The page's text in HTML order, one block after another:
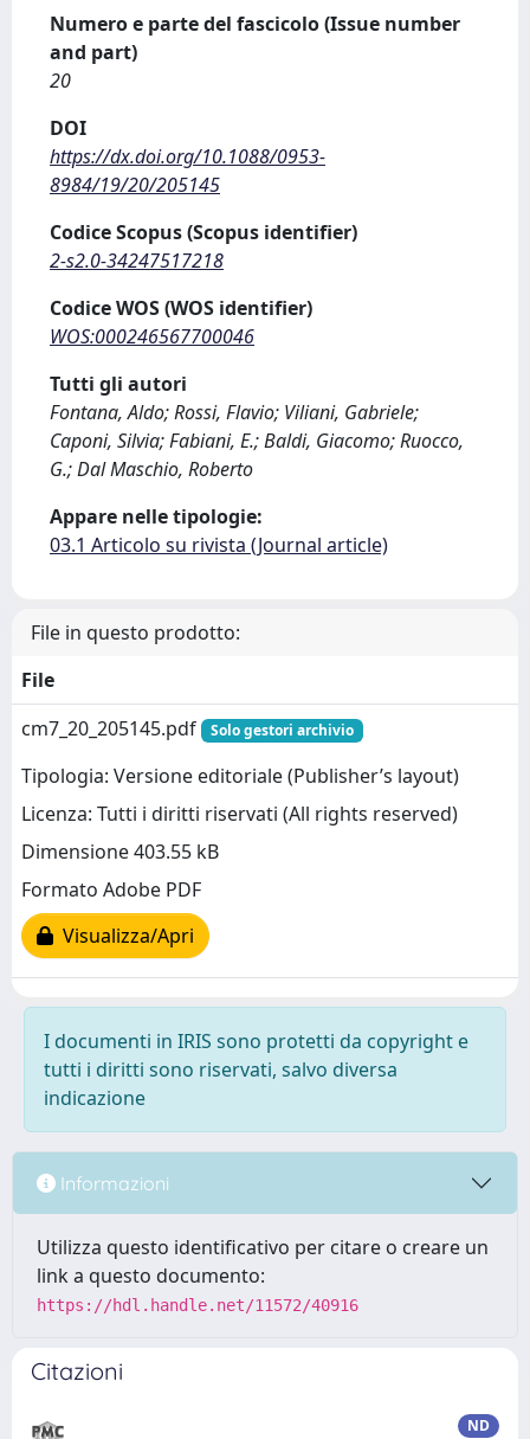
Numero e parte del fascicolo (Issue number
and part)
20
DOI
https://dx.doi.org/10.1088/0953-
8984/19/20/205145
Codice Scopus (Scopus identifier)
2-s2.0-34247517218
Codice WOS (WOS identifier)
WOS:000246567700046
Tutti gli autori
Fontana, Aldo; Rossi, Flavio; Viliani, Gabriele;
Caponi, Silvia; Fabiani, E.; Baldi, Giacomo; Ruocco,
G.; Dal Maschio, Roberto
Appare nelle tipologie:
03.1 Articolo su rivista (Journal article)
File in questo prodotto:
File
cm7_20_205145.pdf
Solo gestori archivio
Tipologia: Versione editoriale (Publisher’s layout)
Licenza: Tutti i diritti riservati (All rights reserved)
Dimensione 403.55 kB
Formato Adobe PDF
Visualizza/Apri
I documenti in IRIS sono protetti da copyright e
tutti i diritti sono riservati, salvo diversa
indicazione
Informazioni
Utilizza questo identificativo per citare o creare un
link a questo documento:
https://hdl.handle.net/11572/40916
Citazioni
ND